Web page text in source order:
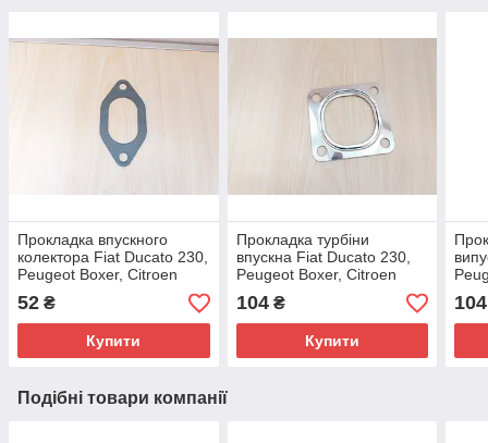
Прокладка впускного
колектора Fiat Ducato 230,
Peugeot Boxer, Citroen
Jumper (94-02) 2.5/2.8,
98425767
52 ₴
Купити
Прокладка турбіни
впускна Fiat Ducato 230,
Peugeot Boxer, Citroen
Jumper (1994-2002) 2.8,
99436990, 037412
104₴
Купити
104
Подібні товари компанії